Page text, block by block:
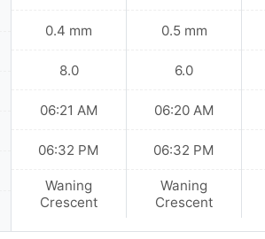
0.4 mm
8.0
06:21 AM
06:32 PM
Waning
Crescent
0.5 mm
6.0
06:20 AM
06:32 PM
Waning
Crescent